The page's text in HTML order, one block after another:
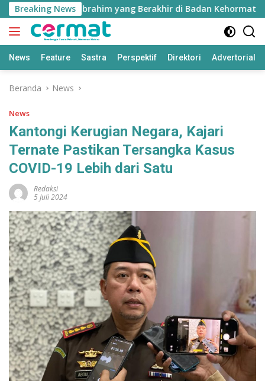
Langsung
ke
konten
Breaking News
Nurjaya Ibrahim yang Berakhir di Badan Kehormatan
News Feature Sastra Perspektif Direktori Advertorial
Beranda News
News
Kantongi Kerugian Negara, Kajari
Ternate Pastikan Tersangka Kasus
COVID-19 Lebih dari Satu
Redaksi
5 Juli 2024